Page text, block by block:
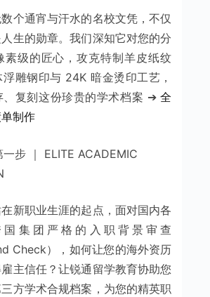
个通宵与汗水的名校文凭，不仅
生的勋章。我们深知它对您的分
素级的匠心，攻克特制羊皮纸纹
雕钢印与 24K 暗金烫印工艺，
、复刻这份珍贵的学术档案 ➔全
制作
步 ｜ ELITE ACADEMIC
新职业生涯的起点，面对国内各
国集团严格的入职背景审查
Check），如何让您的海外资历
主信任？让锐通留学教育协助您
方学术合规档案，为您的精英职